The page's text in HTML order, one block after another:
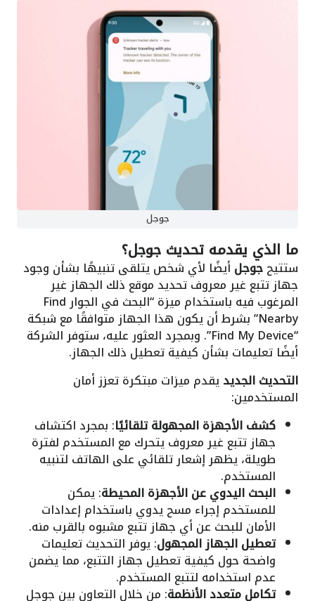
جوجل
ما الذي يقدمه تحديث جوجل؟
ستتيحجوجل أيضًا لأي شخص يتلقى تنبيهًا بشأن وجود
جهاز تتبع غير معروف تحديد موقع ذلك الجهاز غير
المرغوب فيه باستخدام ميزة “البحث في الجوار Find
Nearby” بشرط أن يكون هذا الجهاز متوافقًا مع شبكة
“Find My Device”. وبمجرد العثور عليه، ستوفر الشركة
أيضًا تعليمات بشأن كيفية تعطيل ذلك الجهاز.
التحديث الجديديقدم ميزات مبتكرة تعزز أمان
المستخدمين:
كشف الأجهزة المجهولة تلقائيًا: بمجرد اكتشاف
جهاز تتبع غير معروف يتحرك مع المستخدم لفترة
طويلة، يظهر إشعار تلقائي على الهاتف لتنبيه
المستخدم.
البحث اليدوي عن الأجهزة المحيطة: يمكن
للمستخدم إجراء مسح يدوي باستخدام إعدادات
الأمان للبحث عن أي جهاز تتبع مشبوه بالقرب منه.
تعطيل الجهاز المجهول: يوفر التحديث تعليمات
واضحة حول كيفية تعطيل جهاز التتبع، مما يضمن
عدم استخدامه لتتبع المستخدم.
تكامل متعدد الأنظمة: من خلال التعاون بين جوجل